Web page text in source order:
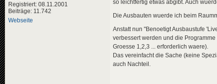
Registriert: 08.11.2001
Beiträge: 11.742
Webseite
so leichtfertig etwas abgibt. Auch
Die Ausbauten wuerde ich beim
Anstatt nun "Benoetigt Ausbaustufe
verbessert werden und die
Groesse 1,2,3 ... erforderlich waere).
Das vereinfacht die Sache (keine
auch Nachteil.